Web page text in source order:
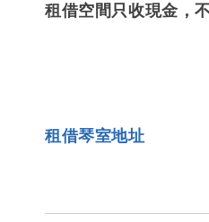
租借空間只收現金，
租借琴室地址